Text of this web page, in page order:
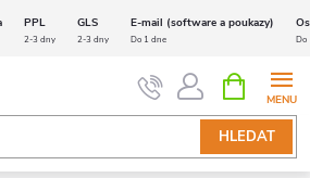
PPL GLS E-mail (software a poukazy)
2-3 dny 2-3 dny Do 1 dne Do
HLEDAT
NÁKUPNÍ
KOŠÍK